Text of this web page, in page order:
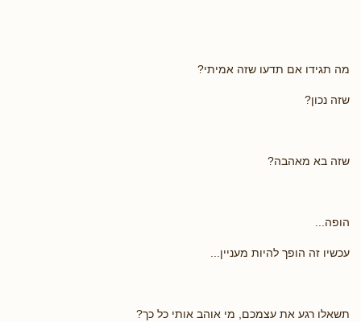
מה תגידו אם תדעו שזה אמיתי?
שזה נכון?
שזה בא מאהבה?
הופה...
עכשיו זה הופך להיות מעניין...
תשאלו רגע את עצמכם, מי אוהב אותי כל כך?